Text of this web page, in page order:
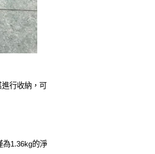
行收納，可
1.36kg的淨